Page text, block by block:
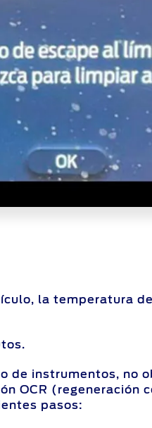
la temperatura
de instrumentos, no
OCR (regeneración
pasos: